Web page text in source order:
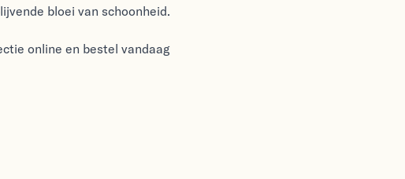
bloei van schoonheid.
online en bestel vandaag